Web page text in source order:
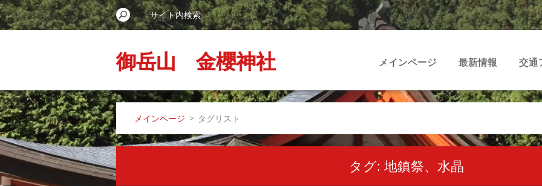
御岳山 金櫻神社 メインページ 最新情報 交通
メインページ > タグリスト
タグ: 地鎮祭、水晶